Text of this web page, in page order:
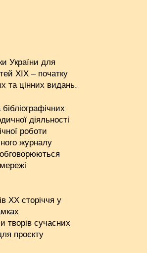
України для
XIX – початку
та цінних видань.
діяльності
роботи
журналу
обговорюються
XX сторіччя у
творів сучасних
проєкту